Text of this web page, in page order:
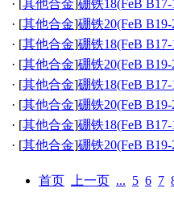
· [其他合金]硼铁18(FeB
· [其他合金]硼铁20(FeB
· [其他合金]硼铁18(FeB
· [其他合金]硼铁20(FeB
· [其他合金]硼铁18(FeB
· [其他合金]硼铁20(FeB
· [其他合金]硼铁18(FeB
· [其他合金]硼铁20(FeB
首页 上一页 ... 5 6 7